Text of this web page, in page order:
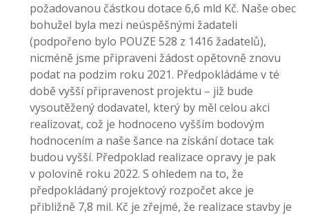
požadovanou částkou dotace 6,6 mld Kč. Naše obec
bohužel byla mezi neúspěšnými žadateli
(podpořeno bylo POUZE 528 z 1416 žadatelů),
nicméně jsme připraveni žádost opětovně znovu
podat na podzim roku 2021. Předpokládáme v té
době vyšší připravenost projektu – již bude
vysoutěžený dodavatel, který by měl celou akci
realizovat, což je hodnoceno vyšším bodovým
hodnocením a naše šance na získání dotace tak
budou vyšší. Předpoklad realizace opravy je pak
v polovině roku 2022. S ohledem na to, že
předpokládaný projektový rozpočet akce je
přibližně 7,8 mil. Kč je zřejmé, že realizace stavby je